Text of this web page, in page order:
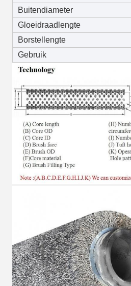
Buitendiameter
Gloeidraadlengte
Borstellengte
Gebruik